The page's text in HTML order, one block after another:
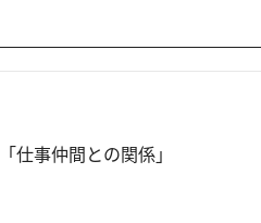
仕事仲間との関係」